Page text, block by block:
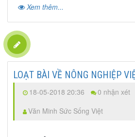
Xem thêm...
LOẠT BÀI VỀ NÔNG NGHIỆP
18-05-2018 20:36 0 nhận xét
Văn Minh Sức Sống Việt